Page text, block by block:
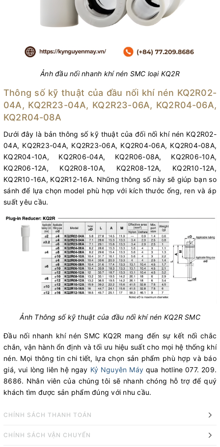
Ảnh đầu nối nhanh khí nén SMC loại KQ2R
Thông số kỹ thuật của đầu nối khí nén KQ2R02-
04A, KQ2R23-04A, KQ2R23-06A, KQ2R04-06A,
KQ2R04-08A
Dưới đây là bản thông số kỹ thuật của đối nối khí nén KQ2R02-
04A, KQ2R23-04A, KQ2R23-06A, KQ2R04-06A, KQ2R04-08A,
KQ2R04-10A, KQ2R06-04A, KQ2R06-08A, KQ2R06-10A,
KQ2R06-12A, KQ2R08-10A, KQ2R08-12A, KQ2R10-12A,
KQ2R10-16A, KQ2R12-16A. Những thông số này sẽ giúp bạn so
sánh để lựa chọn model phù hợp với kích thước ống, ren và áp
suất yêu cầu.
Ảnh Thông số kỹ thuật của đầu nối khí nén KQ2R SMC
Đầu nối nhanh khí nén SMC KQ2R mang đến sự kết nối chắc
chắn, vận hành ổn định và tối ưu hiệu suất cho mọi hệ thống khí
nén. Mọi thông tin chi tiết, lựa chọn sản phẩm phù hợp và báo
giá, vui lòng liên hệ ngay Kỷ Nguyên Máy qua hotline 077. 209.
8686. Nhân viên của chúng tôi sẽ nhanh chóng hỗ trợ để quý
khách tìm được sản phẩm đúng với nhu cầu.
CHÍNH SÁCH THANH TOÁN
CHÍNH SÁCH VẬN CHUYỂN